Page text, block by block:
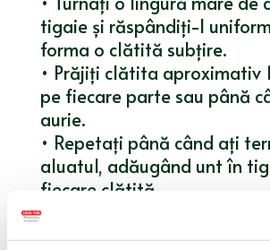
tigaie și răspândiți-l
forma o clătită subțire.
• Prăjiți clătita aproximativ
pe fiecare parte sau până
aurie.
• Repetați până când ați
aluatul, adăugând unt în
fiecare clătită.
3. Pregătiți umplutura:
• Tăiați parizerul și brânza